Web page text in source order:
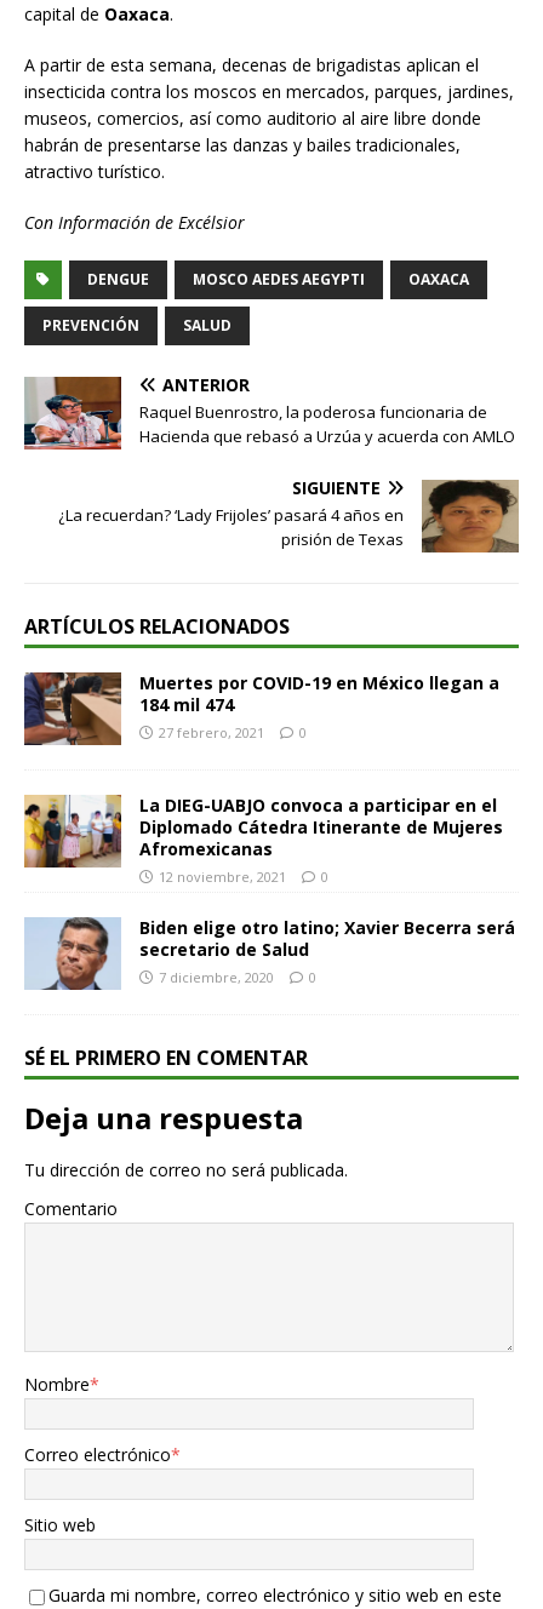
capital de Oaxaca.
A partir de esta semana, decenas de brigadistas aplican el
insecticida contra los moscos en mercados, parques, jardines,
museos, comercios, así como auditorio al aire libre donde
habrán de presentarse las danzas y bailes tradicionales,
atractivo turístico.
Con Información de Excélsior
DENGUE MOSCO AEDES AEGYPTI OAXACA
PREVENCIÓN SALUD
ANTERIOR
Raquel Buenrostro, la poderosa funcionaria de
Hacienda que rebasó a Urzúa y acuerda con AMLO
SIGUIENTE
¿La recuerdan? ‘Lady Frijoles’ pasará 4 años en
prisión de Texas
ARTÍCULOS RELACIONADOS
Muertes por COVID-19 en México llegan a
184 mil 474
27 febrero, 2021 0
La DIEG-UABJO convoca a participar en el
Diplomado Cátedra Itinerante de Mujeres
Afromexicanas
12 noviembre, 2021 0
Biden elige otro latino; Xavier Becerra será
secretario de Salud
7 diciembre, 2020 0
SÉ EL PRIMERO EN COMENTAR
Deja una respuesta
Tu dirección de correo no será publicada.
Comentario
Nombre*
Correo electrónico*
Sitio web
Guarda mi nombre, correo electrónico y sitio web en este